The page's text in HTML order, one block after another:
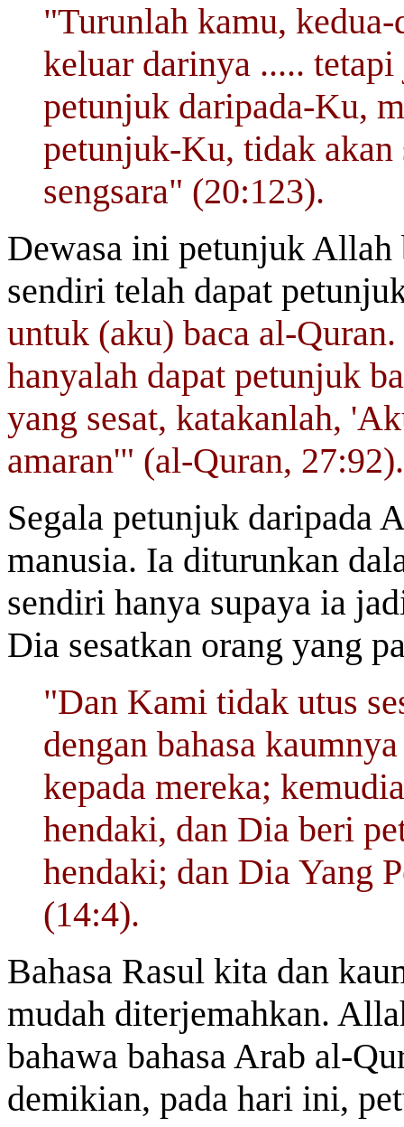
"Turunlah kamu, kedua-
keluar darinya .....
petunjuk daripada-Ku,
petunjuk-Ku, tidak akan
sengsara" (20:123).
Dewasa ini petunjuk Allah
sendiri telah dapat
untuk (aku) baca al-
hanyalah dapat petunjuk
yang sesat, katakanlah,
amaran'" (al-Quran, 27:92).
Segala petunjuk daripada
manusia. Ia diturunkan
sendiri hanya supaya ia
Dia sesatkan orang yang
"Dan Kami tidak utus
dengan bahasa
kepada mereka;
hendaki, dan Dia beri
hendaki; dan Dia Yang
(14:4).
Bahasa Rasul kita dan
mudah diterjemahkan.
bahawa bahasa Arab al-
demikian, pada hari ini,